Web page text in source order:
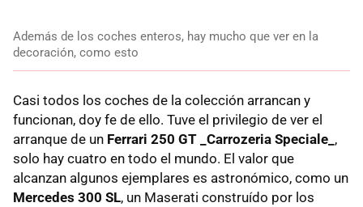
Además de los coches enteros, hay mucho que ver en la
decoración, como esto
Casi todos los coches de la colección arrancan y
funcionan, doy fe de ello. Tuve el privilegio de ver el
arranque de un Ferrari 250 GT _Carrozeria Speciale_ ,
solo hay cuatro en todo el mundo. El valor que
alcanzan algunos ejemplares es astronómico, como un
Mercedes 300 SL, un Maserati construído por los